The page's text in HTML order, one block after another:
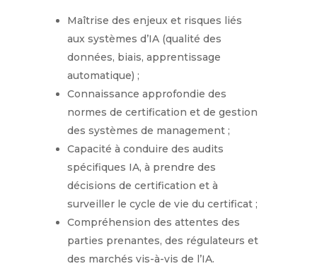
Maîtrise des enjeux et risques liés
aux systèmes d’IA (qualité des
données, biais, apprentissage
automatique) ;
Connaissance approfondie des
normes de certification et de gestion
des systèmes de management ;
Capacité à conduire des audits
spécifiques IA, à prendre des
décisions de certification et à
surveiller le cycle de vie du certificat ;
Compréhension des attentes des
parties prenantes, des régulateurs et
des marchés vis-à-vis de l’IA.